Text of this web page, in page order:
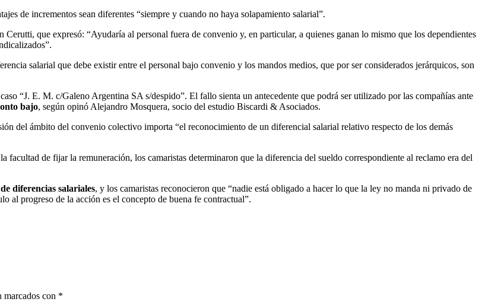
de incrementos sean diferentes “siempre y cuando no haya solapamiento salarial”.
que expresó: “Ayudaría al personal fuera de convenio y, en particular, a quienes ganan lo mismo que los dependientes
salarial que debe existir entre el personal bajo convenio y los mandos medios, que por ser considerados jerárquicos, son
“J. E. M. c/Galeno Argentina SA s/despido”. El fallo sienta un antecedente que podrá ser utilizado por las compañías ante
bajo, según opinó Alejandro Mosquera, socio del estudio Biscardi & Asociados.
del ámbito del convenio colectivo importa “el reconocimiento de un diferencial salarial relativo respecto de los demás
de fijar la remuneración, los camaristas determinaron que la diferencia del sueldo correspondiente al reclamo era del
diferencias salariales, y los camaristas reconocieron que “nadie está obligado a hacer lo que la ley no manda ni privado de
al progreso de la acción es el concepto de buena fe contractual”.
marcados con *